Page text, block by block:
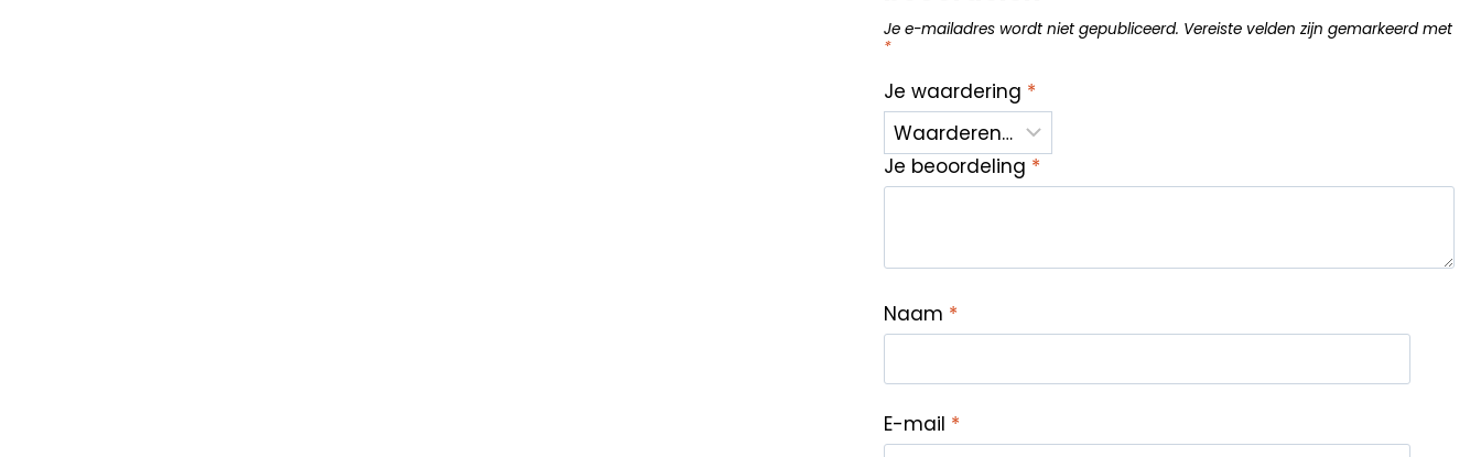
Je e-mailadres wordt niet gepubliceerd. Vereiste velden zijn gemarkeerd met
*
Je waardering *
Je beoordeling *
Naam *
E-mail *